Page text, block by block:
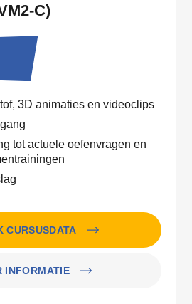
C)
3D animaties en videoclips
tot actuele oefenvragen en
CURSUSDATA
INFORMATIE